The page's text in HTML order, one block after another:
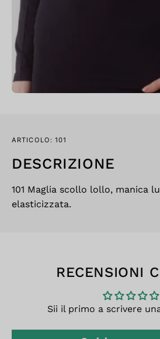
ARTICOLO: 101
DESCRIZIONE
101 Maglia scollo lollo, manica
elasticizzata.
RECENSIONI
Sii il primo a scrivere